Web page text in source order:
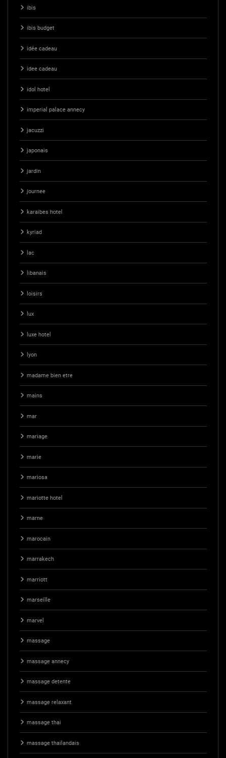
ibis
ibis budget
idée cadeau
idee cadeau
idol hotel
imperial palace annecy
jacuzzi
japonais
jardin
journee
karaibes hotel
kyriad
lac
libanais
loisirs
lux
luxe hotel
lyon
madame bien etre
mains
mar
mariage
marie
mariosa
mariotte hotel
marne
marocain
marrakech
marriott
marseille
marvel
massage
massage annecy
massage detente
massage relaxant
massage thai
massage thailandais